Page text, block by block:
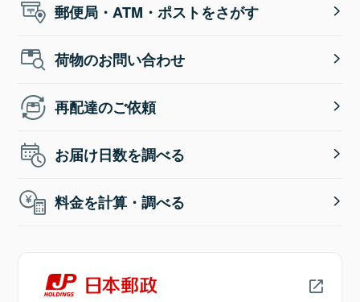
郵便局・ATM・ポストをさがす
荷物のお問い合わせ
再配達のご依頼
お届け日数を調べる
料金を計算・調べる